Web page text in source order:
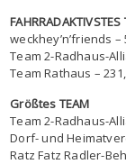
weckhey’n’friends –
Team 2-Radhaus-
Team Rathaus –
Größtes TEAM
Team 2-Radhaus-
Dorf- und
Ratz Fatz Radler-